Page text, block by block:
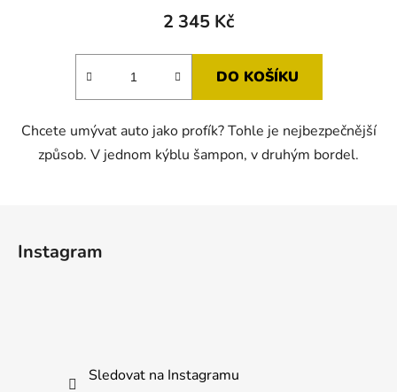
produktu
5,0
hvězdiček.
2 345 Kč
DO KOŠÍKU
Chcete umývat auto jako profík? Tohle je nejbezpečnější
způsob. V jednom kýblu šampon, v druhým bordel.
Instagram
Sledovat na Instagramu